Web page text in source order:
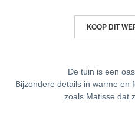
KOOP DIT
De tuin is een
Bijzondere details in warme en
zoals Matisse dat